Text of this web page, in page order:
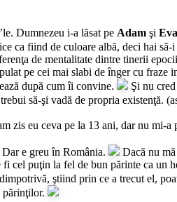
Dumnezeu i-a lăsat pe Adam şi Eva
ca fiind de culoare albă, deci hai
de mentalitate dintre tinerii
pe cei mai slabi de înger cu fraze
după cum îi convine.
Şi nu
să-şi vadă de propria existenţă.
zis eu ceva pe la 13 ani, dar nu mi-
e greu în România.
Dacă nu
cel puţin la fel de bun părinte ca
ştiind prin ce a trecut el,
părinţilor.